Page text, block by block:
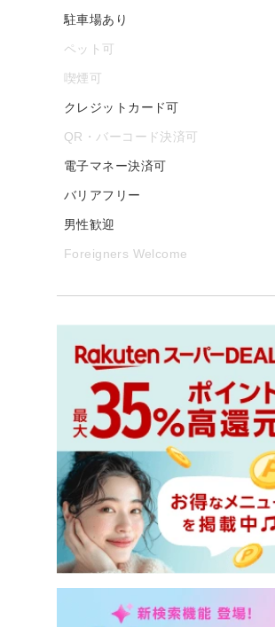
駐車場あり
ペット可
喫煙可
クレジットカード可
QR・バーコード決済可
電子マネー決済可
バリアフリー
男性歓迎
Foreigners Welcome